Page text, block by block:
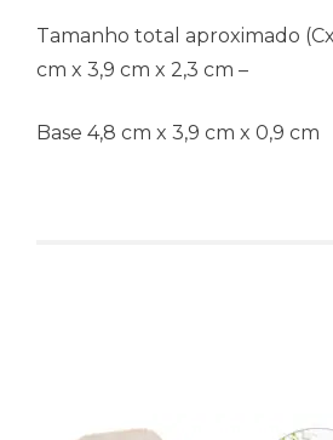
Tamanho total aproximado
cm x 3,9 cm x 2,3 cm –
Base 4,8 cm x 3,9 cm x 0,9 cm